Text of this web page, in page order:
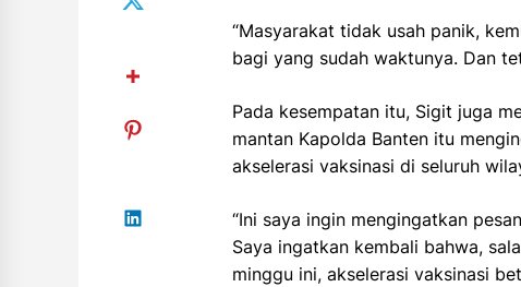
“Masyarakat tidak usah panik,
bagi yang sudah waktunya. Dan
Pada kesempatan itu, Sigit juga
mantan Kapolda Banten itu
akselerasi vaksinasi di seluruh
“Ini saya ingin mengingatkan
Saya ingatkan kembali bahwa,
minggu ini, akselerasi vaksinasi